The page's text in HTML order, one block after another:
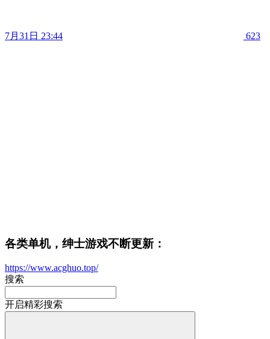
7月31日 23:44 623
各类单机，绅士游戏不断更新：
https://www.acghuo.top/
搜索
开启精彩搜索